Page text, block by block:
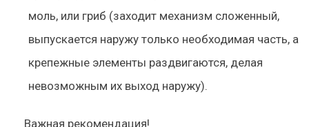
моль, или гриб (заходит механизм сложенный,
выпускается наружу только необходимая часть, а
крепежные элементы раздвигаются, делая
невозможным их выход наружу).
Важная рекомендация!